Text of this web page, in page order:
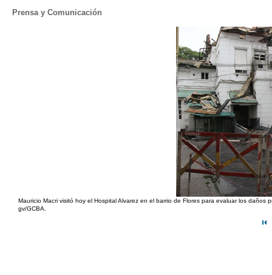
Prensa y Comunicación
Mauricio Macri visitó hoy el Hospital Alvarez en el barrio de Flores para evaluar los
gv/GCBA.